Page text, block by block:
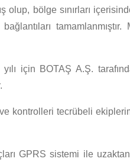
olup, bölge sınırları
için BOTAŞ A.Ş.
ve kontrolleri tecrübeli
GPRS sistemi ile